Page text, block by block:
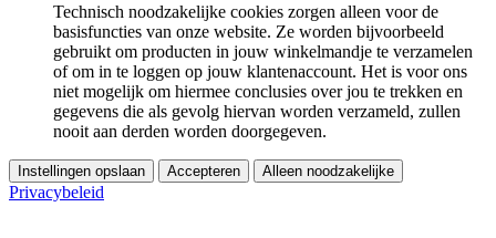
Technisch noodzakelijke cookies zorgen alleen voor de
basisfuncties van onze website. Ze worden bijvoorbeeld
gebruikt om producten in jouw winkelmandje te verzamelen
of om in te loggen op jouw klantenaccount. Het is voor ons
niet mogelijk om hiermee conclusies over jou te trekken en
gegevens die als gevolg hiervan worden verzameld, zullen
nooit aan derden worden doorgegeven.
Instellingen opslaan Accepteren Alleen noodzakelijke
Privacybeleid